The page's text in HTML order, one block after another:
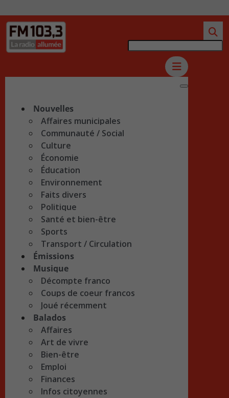
Nouvelles
Affaires municipales
Communauté / Social
Culture
Économie
Éducation
Environnement
Faits divers
Politique
Santé et bien-être
Sports
Transport / Circulation
Émissions
Musique
Décompte franco
Coups de coeur francos
Joué récemment
Balados
Affaires
Art de vivre
Bien-être
Emploi
Finances
Infos citoyennes